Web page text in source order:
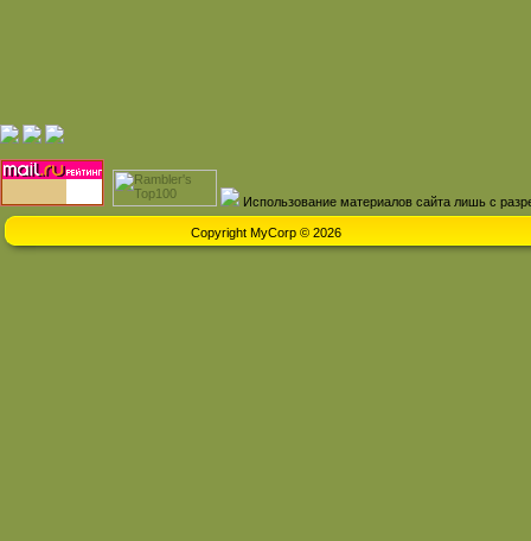
Использование материалов сайта лишь с
Copyright MyCorp © 2026